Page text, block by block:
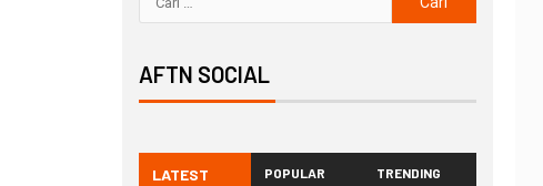
AFTN SOCIAL
LATEST POPULAR TRENDING